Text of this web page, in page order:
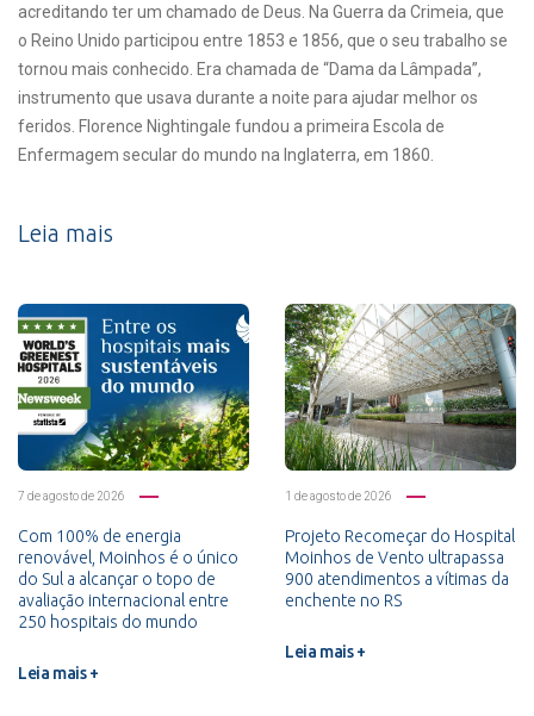
acreditando ter um chamado de Deus. Na Guerra da Crimeia, que
o Reino Unido participou entre 1853 e 1856, que o seu trabalho se
tornou mais conhecido. Era chamada de “Dama da Lâmpada”,
instrumento que usava durante a noite para ajudar melhor os
feridos. Florence Nightingale fundou a primeira Escola de
Enfermagem secular do mundo na Inglaterra, em 1860.
Leia mais
7 de agosto de 2026
Com 100% de energia
renovável, Moinhos é o único
do Sul a alcançar o topo de
avaliação internacional entre
250 hospitais do mundo
Leia mais +
1 de agosto de 2026
Projeto Recomeçar do Hospital
Moinhos de Vento ultrapassa
900 atendimentos a vítimas da
enchente no RS
Leia mais +